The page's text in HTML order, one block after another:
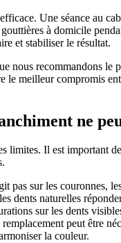
Une séance au
à domicile
et stabiliser le résultat.
nous recommandons le
le meilleur compromis
ne
limites. Il est important
pas sur les couronnes,
dents naturelles
sur les dents
peut être
la couleur.